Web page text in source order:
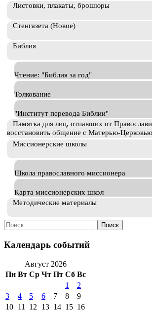
Листовки, плакаты, брошюры
Стенгазета (Новое)
Библия
Чтение: "Библия за год"
Толкование
"Институт перевода Библии"
Памятка для лиц, отпавших от
восстановить общение с Матерью-
Миссионерские школы
Школа православного миссионера
Карта миссионерских школ
Методические материалы
Искать:
Календарь событий
Август 2026
Пн Вт Ср Чт Пт Сб Вс
1
2
3
4 5 6 7 8
9
10 11 12 13 14 15 16